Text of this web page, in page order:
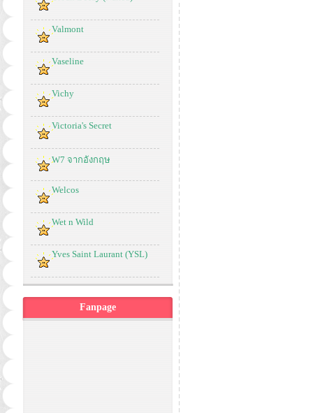
Valmont
Vaseline
Vichy
Victoria's Secret
W7 จากอังกฤษ
Welcos
Wet n Wild
Yves Saint Laurant (YSL)
Fanpage